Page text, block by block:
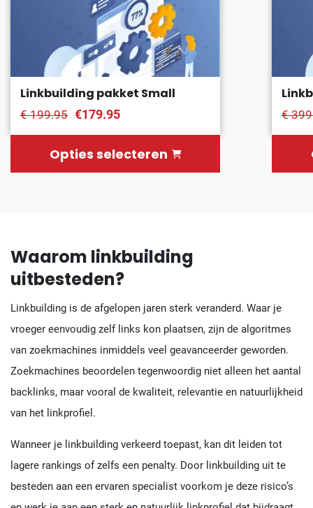
Linkbuilding pakket Small
€ 199.95 €179.95
Opties selecteren
€
Waarom linkbuilding
uitbesteden?
Linkbuilding is de afgelopen jaren sterk veranderd. Waar je
vroeger eenvoudig zelf links kon plaatsen, zijn de algoritmes
van zoekmachines inmiddels veel geavanceerder geworden.
Zoekmachines beoordelen tegenwoordig niet alleen het aantal
backlinks, maar vooral de kwaliteit, relevantie en natuurlijkheid
van het linkprofiel.
Wanneer je linkbuilding verkeerd toepast, kan dit leiden tot
lagere rankings of zelfs een penalty. Door linkbuilding uit te
besteden aan een ervaren specialist voorkom je deze risico’s